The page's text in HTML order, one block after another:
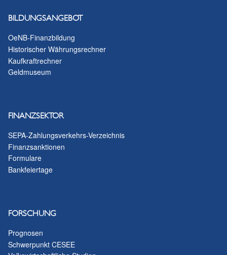
BILDUNGSANGEBOT
OeNB-Finanzbildung
Historischer Währungsrechner
Kaufkraftrechner
Geldmuseum
FINANZSEKTOR
SEPA-Zahlungsverkehrs-Verzeichnis
Finanzsanktionen
Formulare
Bankfeiertage
FORSCHUNG
Prognosen
Schwerpunkt CESEE